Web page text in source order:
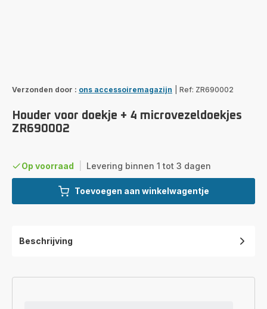
Verzonden door : ons accessoiremagazijn Ref: ZR690002
Houder voor doekje + 4 microvezeldoekjes
ZR690002
Op voorraad Levering binnen 1 tot 3 dagen
Toevoegen aan winkelwagentje
Beschrijving